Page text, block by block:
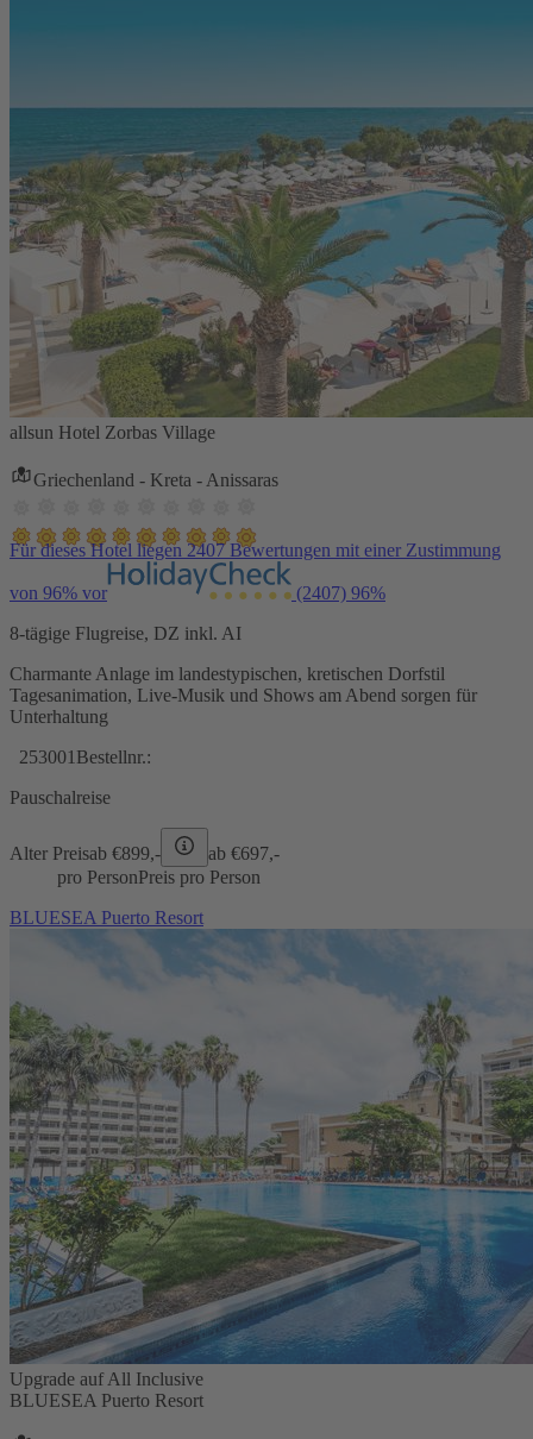
allsun Hotel Zorbas Village
Griechenland - Kreta - Anissaras
Für dieses Hotel liegen 2407 Bewertungen mit einer Zustimmung
von 96% vor (2407) 96%
8-tägige Flugreise, DZ inkl. AI
Charmante Anlage im landestypischen, kretischen Dorfstil
Tagesanimation, Live-Musik und Shows am Abend sorgen für
Unterhaltung
253001 Bestellnr.:
Pauschalreise
Alter Preisab €899,- ab €697,-
pro PersonPreis pro Person
BLUESEA Puerto Resort
Upgrade auf All Inclusive
BLUESEA Puerto Resort